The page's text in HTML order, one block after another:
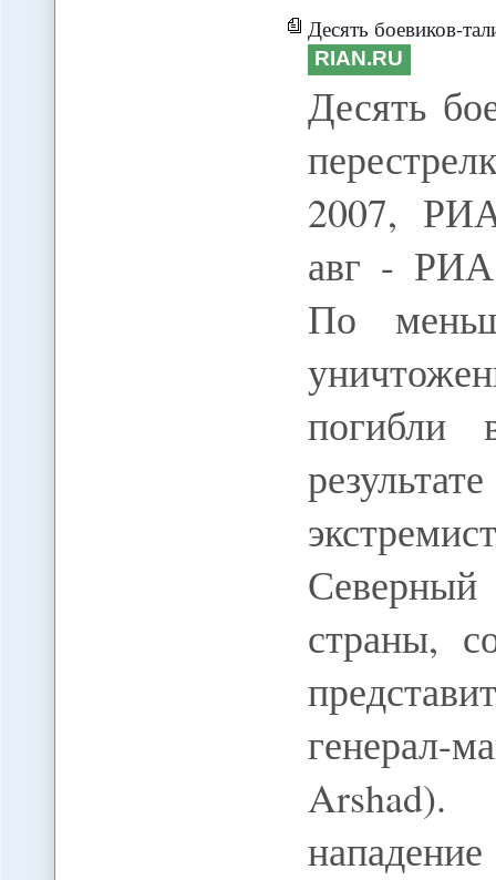
Десять боевиков-
RIAN.RU
Десять
2007,
авг - РИА
По
погибли
Северный
страны,
генерал-
Arshad).